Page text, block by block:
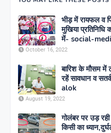
भीड़ में रायफल व
मुखिया प्रतिनिधि
में- social-
October 16, 2022
बारिश के मौसम में
रहें सावधान व
alok
August 19, 2022
गोलंबर पर उड़
किसी का